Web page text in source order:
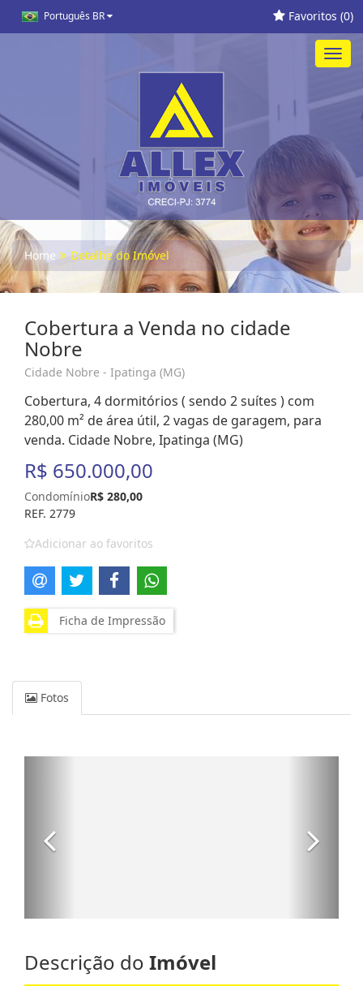
Português BR Favoritos (0)
Home Detalhe do Imóvel
Cobertura a Venda no cidade
Nobre
Cidade Nobre - Ipatinga (MG)
Cobertura, 4 dormitórios ( sendo 2 suítes ) com
280,00 m² de área útil, 2 vagas de garagem, para
venda. Cidade Nobre, Ipatinga (MG)
R$ 650.000,00
CondomínioR$ 280,00
REF. 2779
Adicionar ao favoritos
Ficha de Impressão
Fotos
Descrição do Imóvel